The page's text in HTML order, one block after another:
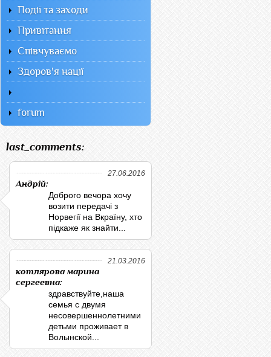
Події та заходи
Привітання
Співчуваємо
Здоров'я нації
forum
last_comments:
27.06.2016
Андрій:
Доброго вечора хочу
возити передачі з
Норвегії на Вкраїну, хто
підкаже як знайти...
21.03.2016
котлярова марина
сергеевна:
здравствуйте,наша
семья с двумя
несовершеннолетними
детьми проживает в
Волынской...